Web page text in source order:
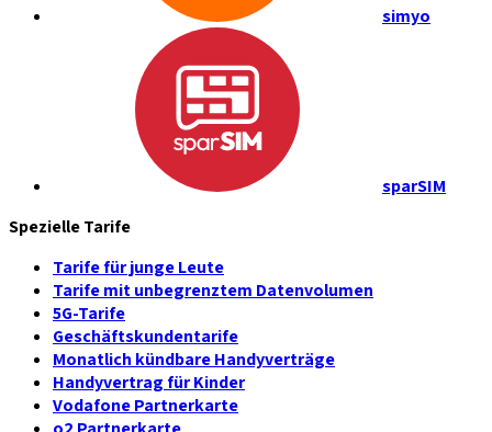
simyo
sparSIM
Spezielle Tarife
Tarife für junge Leute
Tarife mit unbegrenztem Datenvolumen
5G-Tarife
Geschäftskundentarife
Monatlich kündbare Handyverträge
Handyvertrag für Kinder
Vodafone Partnerkarte